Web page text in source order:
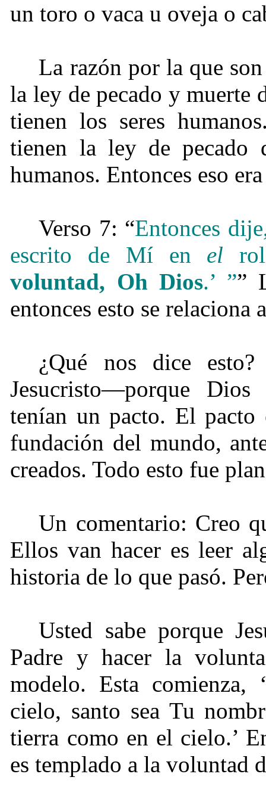
un toro o vaca u oveja o
La razón por la que
la ley de pecado y muerte
tienen los seres
tienen la ley de pecado
humanos. Entonces eso
Verso 7: “Entonces
escrito de Mí en el
voluntad, Oh Dios.’ ””
entonces esto se
¿Qué nos dice
Jesucristo—porque
tenían un pacto. El
fundación del mundo,
creados. Todo esto fue
Un comentario: Creo
Ellos van hacer es leer
historia de lo que pasó.
Usted sabe porque
Padre y hacer la
modelo. Esta comienza,
cielo, santo sea Tu
tierra como en el cielo.’
es templado a la voluntad